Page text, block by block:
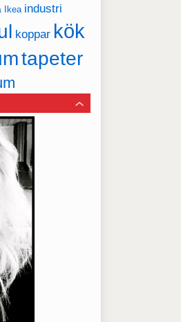
Ikea industri
koppar kök
tapeter